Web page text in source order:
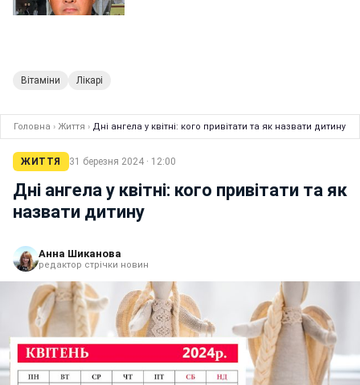
Вітаміни Лікарі
Головна › Життя › Дні ангела у квітні: кого привітати та як назвати дитину
ЖИТТЯ 31 березня 2024 · 12:00
Дні ангела у квітні: кого привітати та як
назвати дитину
Анна Шиканова
редактор стрічки новин